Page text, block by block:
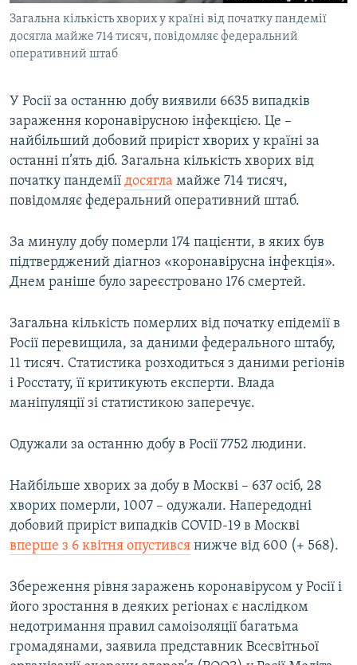
УКРАЇНСЬКА ПРОБЛЕМА КРИМУ
ІНФОГРАФІКА
Qırımtatar
ДОЛУЧАЙСЯ!
Усі сайти RFE/RL
Загальна кількість хворих у країні від початку пандемії
досягла майже 714 тисяч, повідомляє федеральний
оперативний штаб
У Росії за останню добу виявили 6635 випадків
зараження коронавірусною інфекцією. Це –
найбільший добовий приріст хворих у країні за
останні п’ять діб. Загальна кількість хворих від
початку пандемії досягла майже 714 тисяч,
повідомляє федеральний оперативний штаб.
За минулу добу померли 174 пацієнти, в яких був
підтверджений діагноз «коронавірусна інфекція».
Днем раніше було зареєстровано 176 смертей.
Загальна кількість померлих від початку епідемії в
Росії перевищила, за даними федерального штабу,
11 тисяч. Статистика розходиться з даними регіонів
і Росстату, її критикують експерти. Влада
маніпуляції зі статистикою заперечує.
Одужали за останню добу в Росії 7752 людини.
Найбільше хворих за добу в Москві – 637 осіб, 28
хворих померли, 1007 – одужали. Напередодні
добовий приріст випадків COVID-19 в Москві
вперше з 6 квітня опустився нижче від 600 (+ 568).
Збереження рівня заражень коронавірусом у Росії і
його зростання в деяких регіонах є наслідком
недотримання правил самоізоляції багатьма
громадянами, заявила представник Всесвітньої